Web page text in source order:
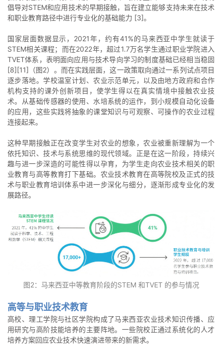
倡导对STEM和应用技术的早期接触，旨在建立能够支持未来在技术
和职业教育路径中进行专业化的基础能力 [3]。
国家层面数据显示，2021年，约有41%的马来西亚中学生就读于
STEM相关课程；而在2022年，超过1.7万名学生通过职业学院进入
TVET体系，表明面向应用与技术导向学习的制度基础已经相当稳固
[8][11]（图2）。而在实践层面，这一政策取向通过一系列试点项目
逐步落地。学校温室计划、农业示范单元，以及由地方政府和合作
机构支持的课外创新项目，使学生得以在真实情境中接触农业技
术。从基础传感器的使用、水培系统的运作，到小规模自动化设备
的应用，这些实践将抽象的课堂知识与可观察、可操作的农业过程
连接起来。
这种早期接触正在改变学生对农业的想象，农业被重新理解为一个
依托知识、技术与系统思维的现代领域。正是在这一阶段，持续兴
趣与进一步深造的可能性得以孕育，为学生走向农业技术相关的职
业教育与高等教育打下基础。农业技术教育在高等院校及正式的技
术与职业教育培训体系中进一步深化与细分，逐渐形成专业化的发
展路径。
图2：马来西亚中等教育阶段的STEM 和TVET 的参与情况
高等与职业技术教育
高校、理工学院与社区学院构成了马来西亚农业技术知识传播、应
用研究与高阶技能培养的主要阵地。一些院校正通过系统化的人才
培养方案回应农业技术快速演进带来的新需求。